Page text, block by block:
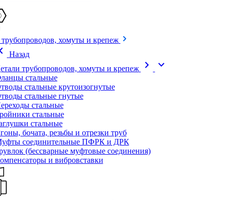
трубопроводов, хомуты и крепеж
Назад
трубопроводов, хомуты и крепеж
chevron_right expand_more
стальные
стальные крутоизогнутые
стальные гнутые
стальные
стальные
стальные
бочата, резьбы и отрезки труб
соединительные ПФРК и ДРК
(бессварные муфтовые соединения)
и вибровставки